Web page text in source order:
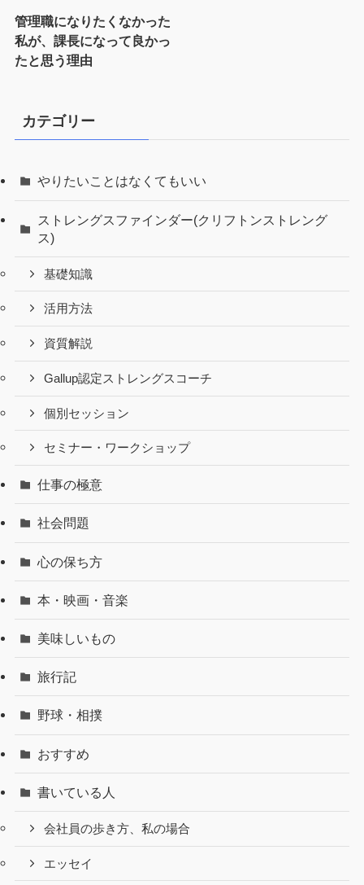
管理職になりたくなかった
私が、課長になって良かっ
たと思う理由
カテゴリー
やりたいことはなくてもいい
ストレングスファインダー(クリフトンストレング
ス)
基礎知識
活用方法
資質解説
Gallup認定ストレングスコーチ
個別セッション
セミナー・ワークショップ
仕事の極意
社会問題
心の保ち方
本・映画・音楽
美味しいもの
旅行記
野球・相撲
おすすめ
書いている人
会社員の歩き方、私の場合
エッセイ